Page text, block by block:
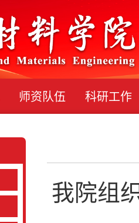
师资队伍 科研工作
我院组